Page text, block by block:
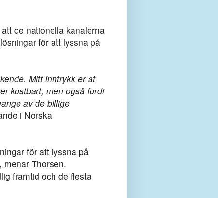
de nationella kanalerna
för att lyssna på
Mitt inntrykk er at
kostbart, men også fordi
av de billige
i Norska
för att lyssna på
menar Thorsen.
framtid och de flesta